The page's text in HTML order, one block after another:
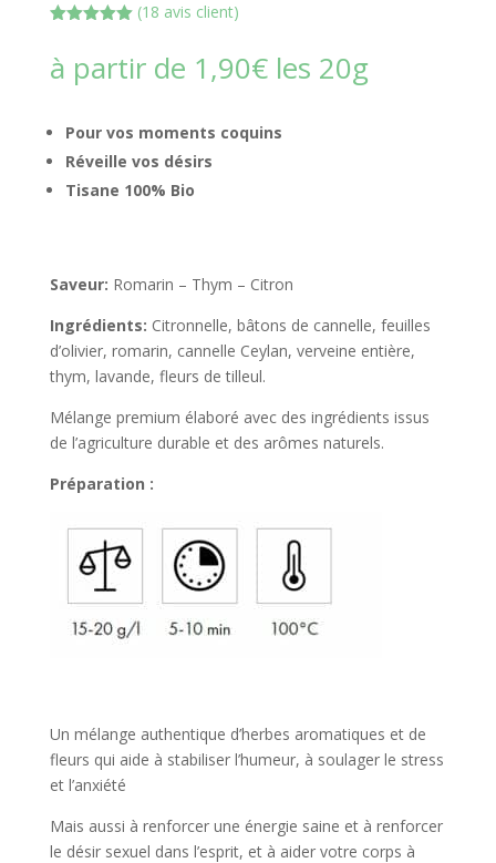
basé sur
notations
(18 avis client)
à partir de 1,90€les 20g
Pour vos moments coquins
Réveille vos désirs
Tisane 100% Bio
Saveur: Romarin – Thym – Citron
Ingrédients: Citronnelle, bâtons de cannelle, feuilles
d’olivier, romarin, cannelle Ceylan, verveine entière,
thym, lavande, fleurs de tilleul.
Mélange premium élaboré avec des ingrédients issus
de l’agriculture durable et des arômes naturels.
Préparation :
Un mélange authentique d’herbes aromatiques et de
fleurs qui aide à stabiliser l’humeur, à soulager le stress
et l’anxiété
Mais aussi à renforcer une énergie saine et à renforcer
le désir sexuel dans l’esprit, et à aider votre corps à